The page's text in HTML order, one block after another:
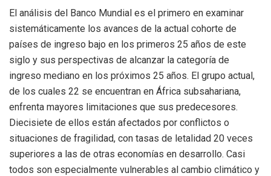
El análisis del Banco Mundial es el primero en examinar
sistemáticamente los avances de la actual cohorte de
países de ingreso bajo en los primeros 25 años de este
siglo y sus perspectivas de alcanzar la categoría de
ingreso mediano en los próximos 25 años. El grupo actual,
de los cuales 22 se encuentran en África subsahariana,
enfrenta mayores limitaciones que sus predecesores.
Diecisiete de ellos están afectados por conflictos o
situaciones de fragilidad, con tasas de letalidad 20 veces
superiores a las de otras economías en desarrollo. Casi
todos son especialmente vulnerables al cambio climático y